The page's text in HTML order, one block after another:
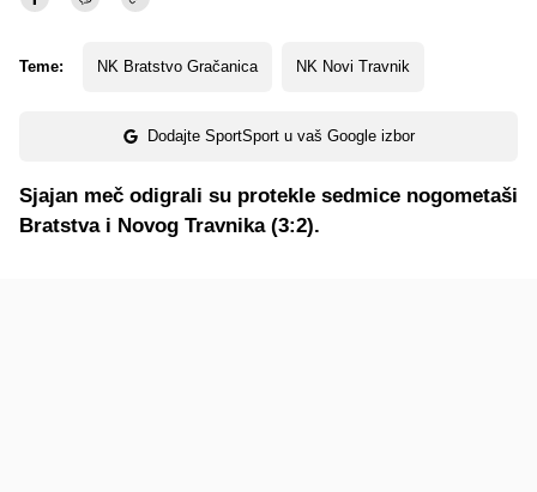
Teme: NK Bratstvo Gračanica NK Novi Travnik
Dodajte SportSport u vaš Google izbor
Sjajan meč odigrali su protekle sedmice nogometaši
Bratstva i Novog Travnika (3:2).